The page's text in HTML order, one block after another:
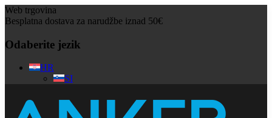
Web trgovina
Besplatna dostava za narudžbe iznad 50€
Odaberite jezik
HR
SI